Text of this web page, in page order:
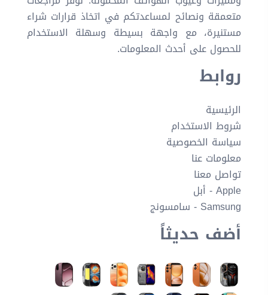
متعمقة ونصائح لمساعدتكم في اتخاذ قرارات شراء
مستنيرة، مع واجهة بسيطة وسهلة الاستخدام
للحصول على أحدث المعلومات.
روابط
الرئيسية
شروط الاستخدام
سياسة الخصوصية
معلومات عنا
تواصل معنا
Apple - أبل
Samsung - سامسونج
أضف حديثاً